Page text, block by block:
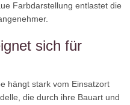
Farbdarstellung entlastet die
sich für
hängt stark vom Einsatzort
die durch ihre Bauart und